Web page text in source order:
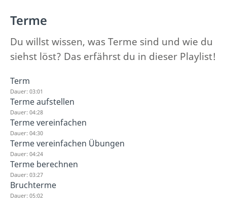
Terme
Du willst wissen, was Terme sind und wie du
siehst löst? Das erfährst du in dieser Playlist!
Term
Dauer: 03:01
Terme aufstellen
Dauer: 04:28
Terme vereinfachen
Dauer: 04:30
Terme vereinfachen Übungen
Dauer: 04:24
Terme berechnen
Dauer: 03:27
Bruchterme
Dauer: 05:02